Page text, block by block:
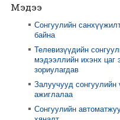
Мэдээ
Сонгуулийн
байна
Телевизүүдийн
мэдээллийн ихэнх цаг
зориулагдав
Залуучууд
ажиглалаа
Сонгуулийн